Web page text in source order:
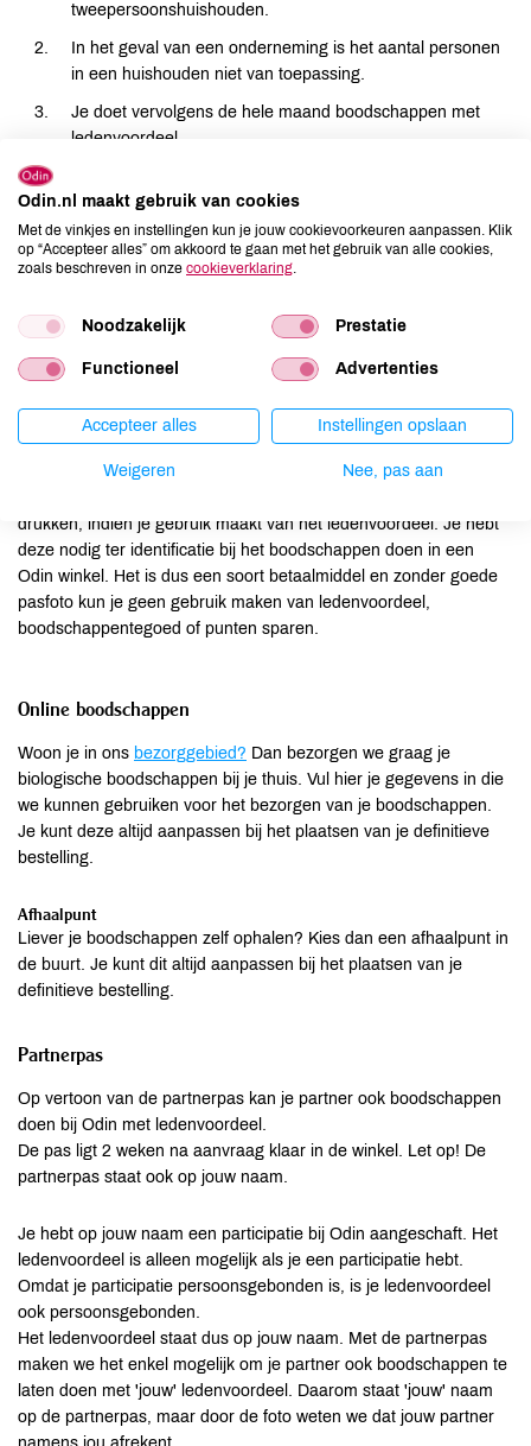
tweepersoonshuishouden.
In het geval van een onderneming is het aantal personen
in een huishouden niet van toepassing.
Je doet vervolgens de hele maand boodschappen met
ledenvoordeel.
ledenvoordeel je in totaal hebt gehad.
Was het ledenvoordeel minder dan je maandbijdrage? Dan
ontvang je de (restant)maandbijdrage terug in de vorm
dan heb je je maandbijdrage aan voordeel verbruikt.
volgende aankoop, zowel in de winkel als bij een online
drukken, indien je gebruik maakt van het ledenvoordeel. Je hebt
deze nodig ter identificatie bij het boodschappen doen in een
Odin winkel. Het is dus een soort betaalmiddel en zonder goede
pasfoto kun je geen gebruik maken van ledenvoordeel,
boodschappentegoed of punten sparen.
Online boodschappen
Woon je in ons bezorggebied? Dan bezorgen we graag je
biologische boodschappen bij je thuis. Vul hier je gegevens in die
we kunnen gebruiken voor het bezorgen van je boodschappen.
Je kunt deze altijd aanpassen bij het plaatsen van je definitieve
bestelling.
Afhaalpunt
Liever je boodschappen zelf ophalen? Kies dan een afhaalpunt in
de buurt. Je kunt dit altijd aanpassen bij het plaatsen van je
definitieve bestelling.
Partnerpas
Op vertoon van de partnerpas kan je partner ook boodschappen
doen bij Odin met ledenvoordeel.
De pas ligt 2 weken na aanvraag klaar in de winkel. Let op! De
partnerpas staat ook op jouw naam.
Je hebt op jouw naam een participatie bij Odin aangeschaft. Het
ledenvoordeel is alleen mogelijk als je een participatie hebt.
Omdat je participatie persoonsgebonden is, is je ledenvoordeel
ook persoonsgebonden.
Het ledenvoordeel staat dus op jouw naam. Met de partnerpas
maken we het enkel mogelijk om je partner ook boodschappen te
laten doen met 'jouw' ledenvoordeel. Daarom staat 'jouw' naam
op de partnerpas, maar door de foto weten we dat jouw partner
Odin.nl maakt gebruik van cookies
Met de vinkjes en instellingen kun je jouw cookievoorkeuren aanpassen. Klik
op “Accepteer alles” om akkoord te gaan met het gebruik van alle cookies,
zoals beschreven in onze cookieverklaring
Noodzakelijk Prestatie
Functioneel Advertenties
Accepteer alles Instellingen opslaan
Weigeren Nee, pas aan